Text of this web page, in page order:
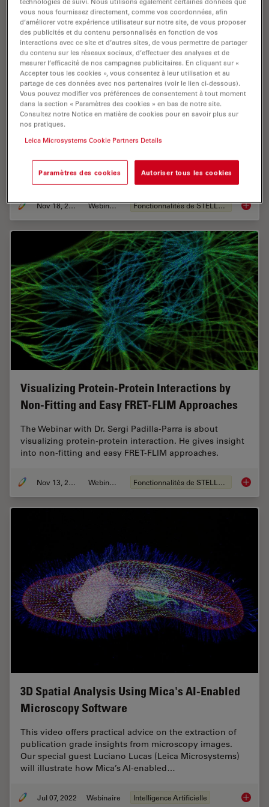
Live-Cell Fluorescence Lifetime Multiplexing
Using Organic Fluorophores
using fluorescence lifetime multiplexing combined with
spectrally resolved detection.
Nov 18, 2022 Webinaire Fonctionnalités de STELLARIS Live-
Visualizing Protein-Protein Interactions by
Non-Fitting and Easy FRET-FLIM Approaches
The Webinar with Dr. Sergi Padilla-Parra is about
visualizing protein-protein interaction. He gives insight
into non-fitting and easy FRET-FLIM approaches.
Nov 13, 2022 Webinaire Fonctionnalités de STELLARIS
3D Spatial Analysis Using Mica's AI-Enabled
Microscopy Software
This video offers practical advice on the extraction of
publication grade insights from microscopy images.
Our special guest Luciano Lucas (Leica Microsystems)
will illustrate how Mica’s AI-enabled…
Jul 07, 2022 Webinaire Intelligence Artificielle 3D
vous nous fournissez directement, comme vos coordonnées, afin
d’améliorer votre expérience utilisateur sur notre site, de vous proposer
des publicités et du contenu personnalisés en fonction de vos
interactions avec ce site et d’autres sites, de vous permettre de partager
du contenu sur les réseaux sociaux, d’effectuer des analyses et de
mesurer l’efficacité de nos campagnes publicitaires. En cliquant sur «
Accepter tous les cookies », vous consentez à leur utilisation et au
partage de ces données avec nos partenaires (voir le lien ci-dessous).
Vous pouvez modifier vos préférences de consentement à tout moment
dans la section « Paramètres des cookies » en bas de notre site.
Consultez notre Notice en matière de cookies pour en savoir plus sur
nos pratiques.
Leica Microsystems Cookie Partners Details
Paramètres des cookies Autoriser tous les cookies